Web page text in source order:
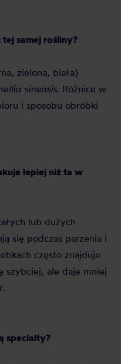
samej rośliny?
zielona, biała)
sinensis. Różnice w
i sposobu obróbki
lepiej niż ta w
lub dużych
się podczas parzenia i
często znajduje
szybciej, ale daje mniej
specialty?